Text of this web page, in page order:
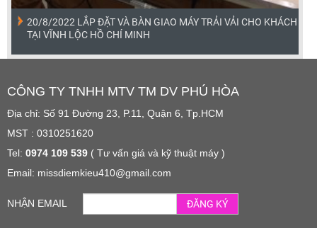
20/8/2022 LẮP ĐẶT VÀ BÀN GIAO MÁY TRẢI VẢI CHO KHÁCH
TẠI VĨNH LỘC HỒ CHÍ MINH
CÔNG TY TNHH MTV TM DV PHÚ HÒA
Địa chỉ: Số 91 Đường 23, P.11, Quận 6, Tp.HCM
MST : 0310251620
Tel: 0974 109 539 ( Tư vấn giá và kỹ thuật máy )
Email: missdiemkieu410@gmail.com
NHẬN EMAIL ĐĂNG KÝ